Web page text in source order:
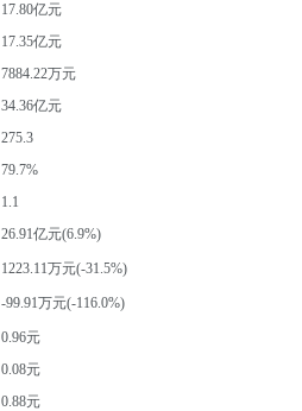
17.80亿元
17.35亿元
7884.22万元
34.36亿元
275.3
79.7%
1.1
26.91亿元(6.9%)
1223.11万元(-31.5%)
-99.91万元(-116.0%)
0.96元
0.08元
0.88元